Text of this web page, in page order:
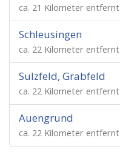
ca. 21 Kilometer entfernt
Schleusingen
ca. 22 Kilometer entfernt
Sulzfeld, Grabfeld
ca. 22 Kilometer entfernt
Auengrund
ca. 22 Kilometer entfernt